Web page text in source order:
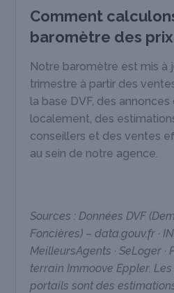
Comment
baromètre des
Notre baromètre est mis à
trimestre à partir des
la base DVF, des
localement, des
conseillers et des ventes
au sein de notre agence.
Sources : Données DVF
Foncières) – data.gouv.fr ·
MeilleursAgents · SeLoger ·
terrain Immoove Eppler.
portails sont des